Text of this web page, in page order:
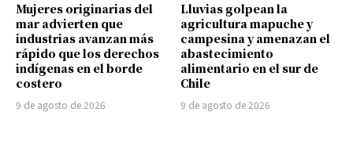
Mujeres originarias del
mar advierten que
industrias avanzan más
rápido que los derechos
indígenas en el borde
costero
9 de agosto de 2026
Lluvias golpean la
agricultura mapuche y
campesina y amenazan el
abastecimiento
alimentario en el sur de
Chile
9 de agosto de 2026